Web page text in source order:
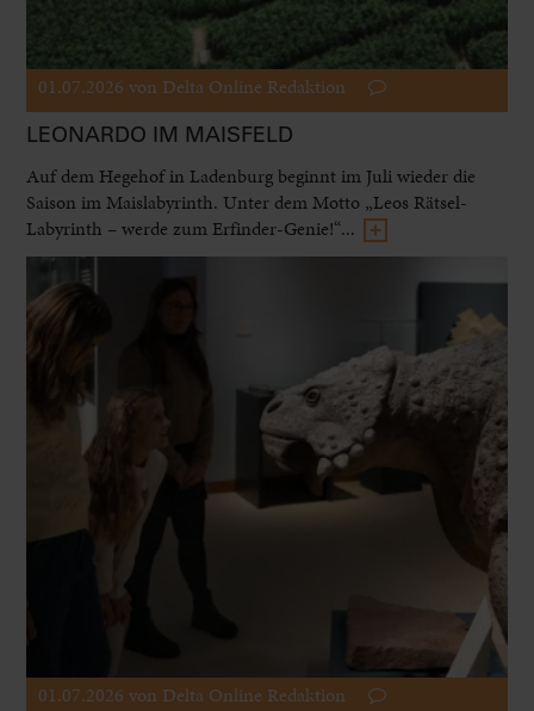
01.07.2026 von Delta Online Redaktion
LEONARDO IM MAISFELD
Auf dem Hegehof in Ladenburg beginnt im Juli wieder die
Saison im Maislabyrinth. Unter dem Motto „Leos Rätsel-
Labyrinth – werde zum Erfinder-Genie!“...
01.07.2026 von Delta Online Redaktion